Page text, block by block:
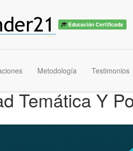
Educación Certificada
Metodología Testimonios
Temática Y